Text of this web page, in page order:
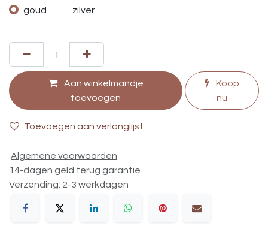
goud zilver
Aan winkelmandje
toevoegen
Koop
nu
Toevoegen aan verlanglijst
Algemene voorwaarden
14-dagen geld terug garantie
Verzending: 2-3 werkdagen